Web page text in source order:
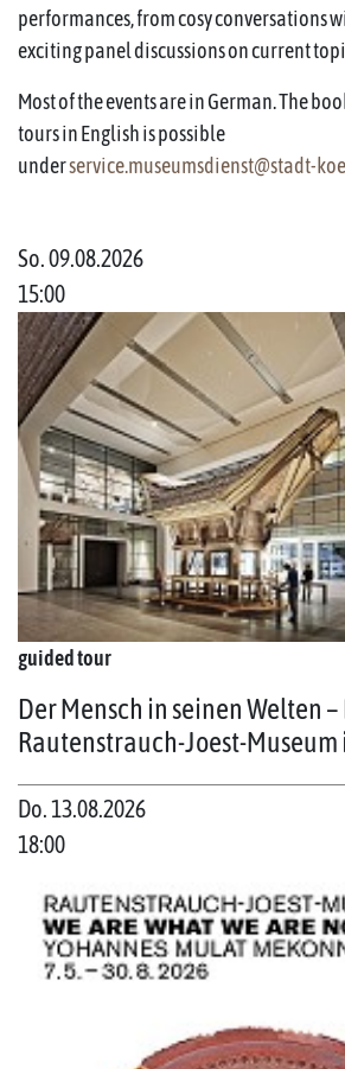
performances, from cosy conversations
exciting panel discussions on current
Most of the events are in German. The
tours in English is possible
underservice.museumsdienst@stadt-
So. 09.08.2026
15:00
guided tour
Der Mensch in seinen Welten –
Rautenstrauch-Joest-
Do. 13.08.2026
18:00